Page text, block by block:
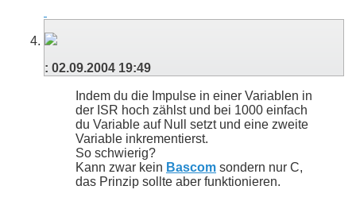
: 02.09.2004 19:49
Indem du die Impulse in einer Variablen in
der ISR hoch zählst und bei 1000 einfach
du Variable auf Null setzt und eine zweite
Variable inkrementierst.
So schwierig?
Kann zwar kein Bascom sondern nur C,
das Prinzip sollte aber funktionieren.